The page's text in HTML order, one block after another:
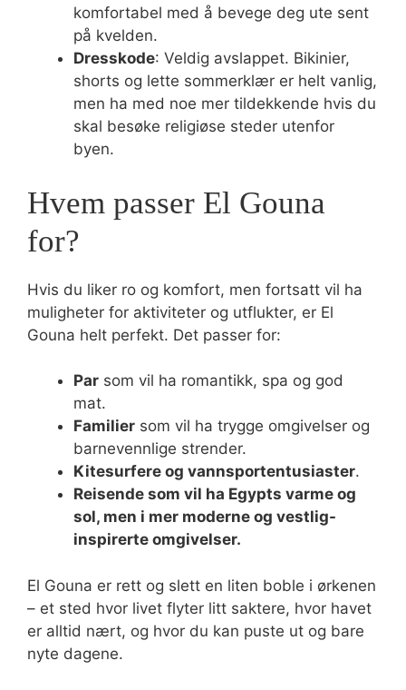
komfortabel med å bevege deg ute sent
på kvelden.
Dresskode: Veldig avslappet. Bikinier,
shorts og lette sommerklær er helt vanlig,
men ha med noe mer tildekkende hvis du
skal besøke religiøse steder utenfor
byen.
Hvem passer El Gouna
for?
Hvis du liker ro og komfort, men fortsatt vil ha
muligheter for aktiviteter og utflukter, er El
Gouna helt perfekt. Det passer for:
Par som vil ha romantikk, spa og god
mat.
Familier som vil ha trygge omgivelser og
barnevennlige strender.
Kitesurfere og vannsportentusiaster.
Reisende som vil ha Egypts varme og
sol, men i mer moderne og vestlig-
inspirerte omgivelser.
El Gouna er rett og slett en liten boble i ørkenen
– et sted hvor livet flyter litt saktere, hvor havet
er alltid nært, og hvor du kan puste ut og bare
nyte dagene.